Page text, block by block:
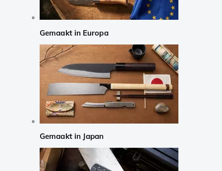
Gemaakt in Europa
Gemaakt in Japan